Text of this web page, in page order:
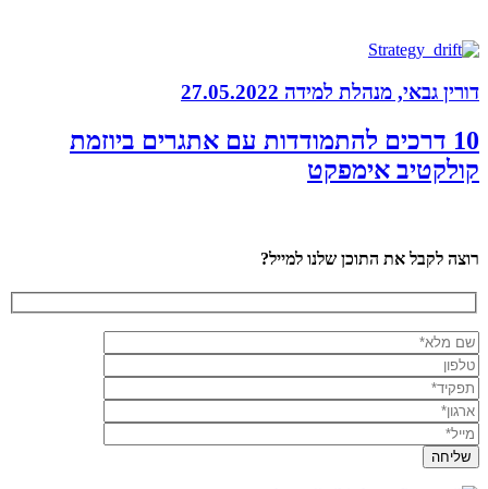
דורין גבאי, מנהלת למידה 27.05.2022
10 דרכים להתמודדות עם אתגרים ביוזמת
קולקטיב אימפקט
רוצה לקבל את התוכן שלנו למייל?